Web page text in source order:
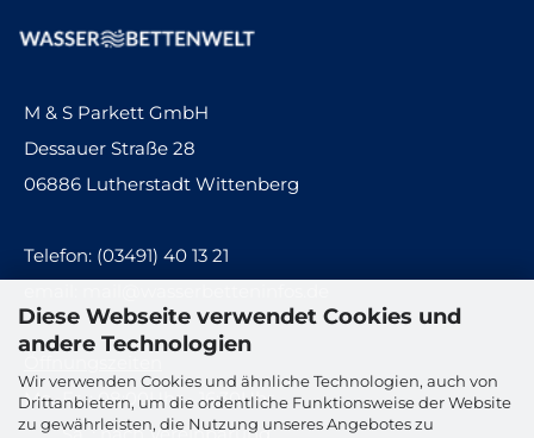
Diese Webseite verwendet Cookies und
andere Technologien
Wir verwenden Cookies und ähnliche Technologien, auch von
Drittanbietern, um die ordentliche Funktionsweise der Website
zu gewährleisten, die Nutzung unseres Angebotes zu
M & S Parkett GmbH
Dessauer Straße 28
06886 Lutherstadt Wittenberg
Telefon: (03491) 40 13 21
Mo.-Fr. : 08:00Uhr - 16:30Uhr